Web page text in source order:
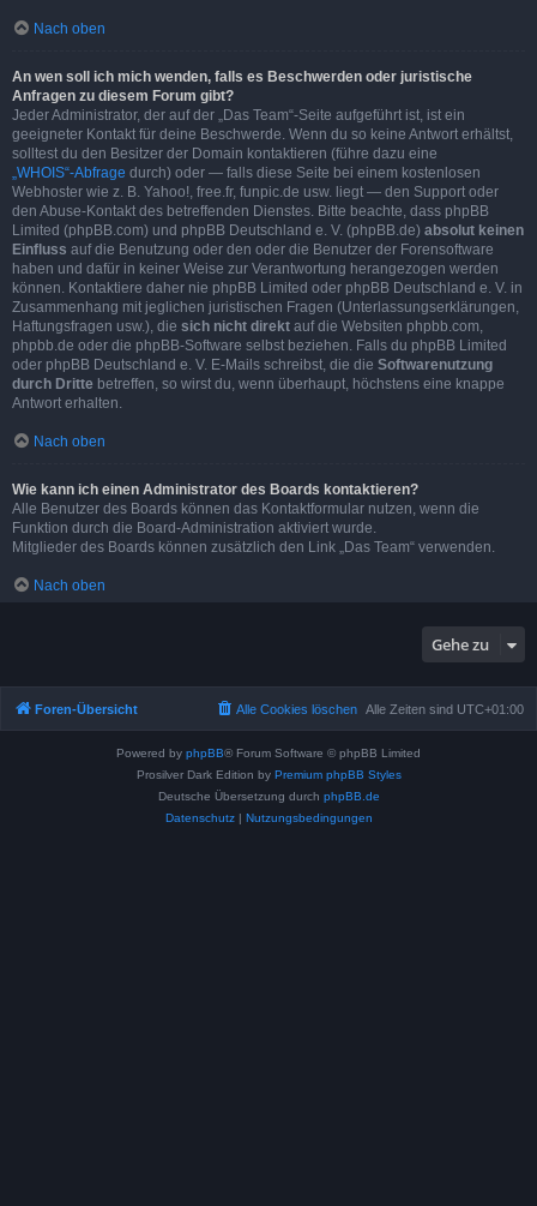
Nach oben
An wen soll ich mich wenden, falls es Beschwerden oder juristische
Anfragen zu diesem Forum gibt?
Jeder Administrator, der auf der „Das Team“-Seite aufgeführt ist, ist ein
geeigneter Kontakt für deine Beschwerde. Wenn du so keine Antwort erhältst,
solltest du den Besitzer der Domain kontaktieren (führe dazu eine
„WHOIS“-Abfrage durch) oder — falls diese Seite bei einem kostenlosen
Webhoster wie z. B. Yahoo!, free.fr, funpic.de usw. liegt — den Support oder
den Abuse-Kontakt des betreffenden Dienstes. Bitte beachte, dass phpBB
Limited (phpBB.com) und phpBB Deutschland e. V. (phpBB.de) absolut keinen
Einfluss auf die Benutzung oder den oder die Benutzer der Forensoftware
haben und dafür in keiner Weise zur Verantwortung herangezogen werden
können. Kontaktiere daher nie phpBB Limited oder phpBB Deutschland e. V. in
Zusammenhang mit jeglichen juristischen Fragen (Unterlassungserklärungen,
Haftungsfragen usw.), die sich nicht direkt auf die Websiten phpbb.com,
phpbb.de oder die phpBB-Software selbst beziehen. Falls du phpBB Limited
oder phpBB Deutschland e. V. E-Mails schreibst, die die Softwarenutzung
durch Dritte betreffen, so wirst du, wenn überhaupt, höchstens eine knappe
Antwort erhalten.
Nach oben
Wie kann ich einen Administrator des Boards kontaktieren?
Alle Benutzer des Boards können das Kontaktformular nutzen, wenn die
Funktion durch die Board-Administration aktiviert wurde.
Mitglieder des Boards können zusätzlich den Link „Das Team“ verwenden.
Nach oben
Gehe zu
Foren-Übersicht Alle Zeiten sind UTC+01:00
Alle Cookies löschen
Powered by phpBB® Forum Software © phpBB Limited
Prosilver Dark Edition by Premium phpBB Styles
Deutsche Übersetzung durch phpBB.de
Datenschutz| Nutzungsbedingungen